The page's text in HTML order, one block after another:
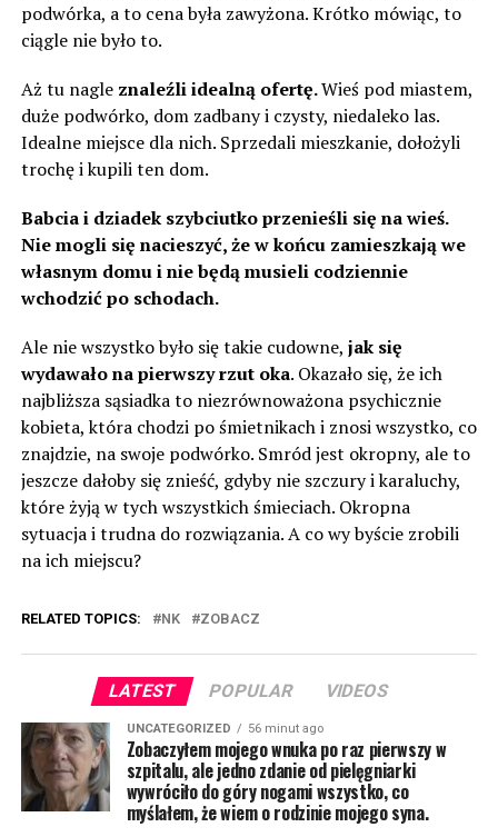
podwórka, a to cena była zawyżona. Krótko mówiąc, to
ciągle nie było to.
Aż tu nagle znaleźli idealną ofertę.Wieś pod miastem,
duże podwórko, dom zadbany i czysty, niedaleko las.
Idealne miejsce dla nich. Sprzedali mieszkanie, dołożyli
trochę i kupili ten dom.
Babcia i dziadek szybciutko przenieśli się na wieś.
Nie mogli się nacieszyć, że w końcu zamieszkają we
własnym domu i nie będą musieli codziennie
wchodzić po schodach.
Ale nie wszystko było się takie cudowne, jak się
wydawało na pierwszy rzut oka. Okazało się, że ich
najbliższa sąsiadka to niezrównoważona psychicznie
kobieta, która chodzi po śmietnikach i znosi wszystko, co
znajdzie, na swoje podwórko. Smród jest okropny, ale to
jeszcze dałoby się znieść, gdyby nie szczury i karaluchy,
które żyją w tych wszystkich śmieciach. Okropna
sytuacja i trudna do rozwiązania. A co wy byście zrobili
na ich miejscu?
RELATED TOPICS: NK ZOBACZ
LATEST POPULAR VIDEOS
UNCATEGORIZED 56 minut ago
Zobaczyłem mojego wnuka po raz pierwszy w
szpitalu, ale jedno zdanie od pielęgniarki
wywróciło do góry nogami wszystko, co
myślałem, że wiem o rodzinie mojego syna.